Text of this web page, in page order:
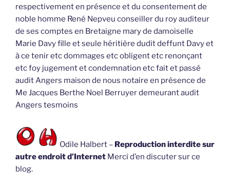
respectivement en présence et du consentement de
noble homme René Nepveu conseiller du roy auditeur
de ses comptes en Bretaigne mary de damoiselle
Marie Davy fille et seule héritière dudit deffunt Davy et
à ce tenir etc dommages etc obligent etc renonçant
etc foy jugement et condemnation etc fait et passé
audit Angers maison de nous notaire en présence de
Me Jacques Berthe Noel Berruyer demeurant audit
Angers tesmoins
Odile Halbert – Reproduction interdite sur
autre endroit d’Internet Merci d’en discuter sur ce
blog.